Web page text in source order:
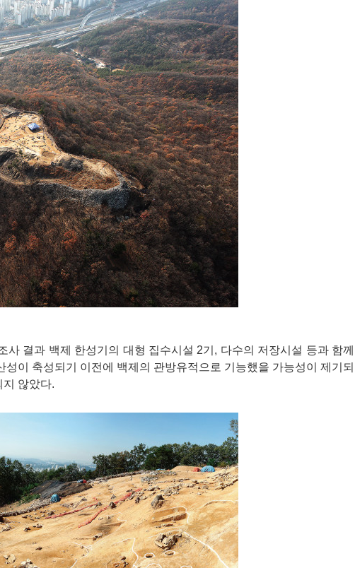
결과 백제 한성기의 대형 집수시설 2기, 다수의 저장시설 등과 함께
이 축성되기 이전에 백제의 관방유적으로 기능했을 가능성이 제기되
않았다.